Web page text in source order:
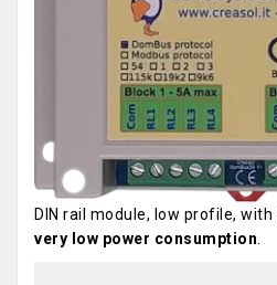
DIN rail module, low profile, with
very low power consumption